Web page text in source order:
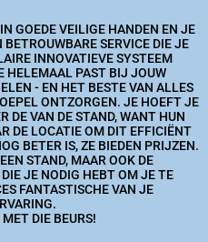
GOEDE VEILIGE HANDEN EN JE
SERVICE DIE JE
INNOVATIEVE SYSTEEM
HELEMAAL PAST BIJ JOUW
- EN HET BESTE VAN ALLES
ONTZORGEN. JE HOEFT JE
DE VAN DE STAND, WANT HUN
DE LOCATIE OM DIT EFFICIËNT
BETER IS, ZE BIEDEN PRIJZEN.
STAND, MAAR OOK DE
JE NODIG HEBT OM JE TE
FANTASTISCHE VAN JE
DIE BEURS!